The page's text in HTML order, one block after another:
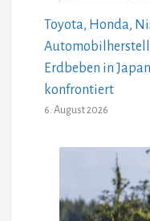
Toyota, Honda,
Erdbeben in
konfrontiert
6. August 2026